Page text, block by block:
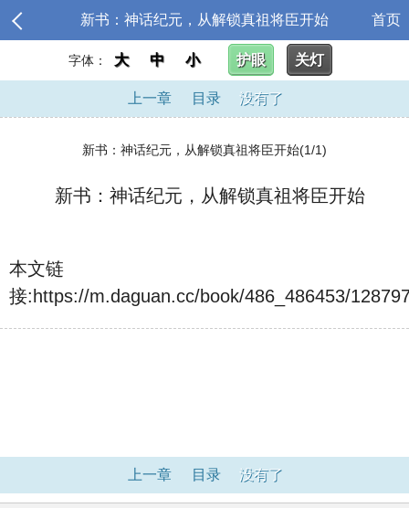
新书：神话纪元，从解锁真祖将臣开始 首页
字体： 大 中 小 护眼 关灯
上一章 目录 没有了
新书：神话纪元，从解锁真祖将臣开始(1/1)
新书：神话纪元，从解锁真祖将臣开始
本文链
接: https://m.daguan.cc/book/486_486453/
上一章 目录 没有了